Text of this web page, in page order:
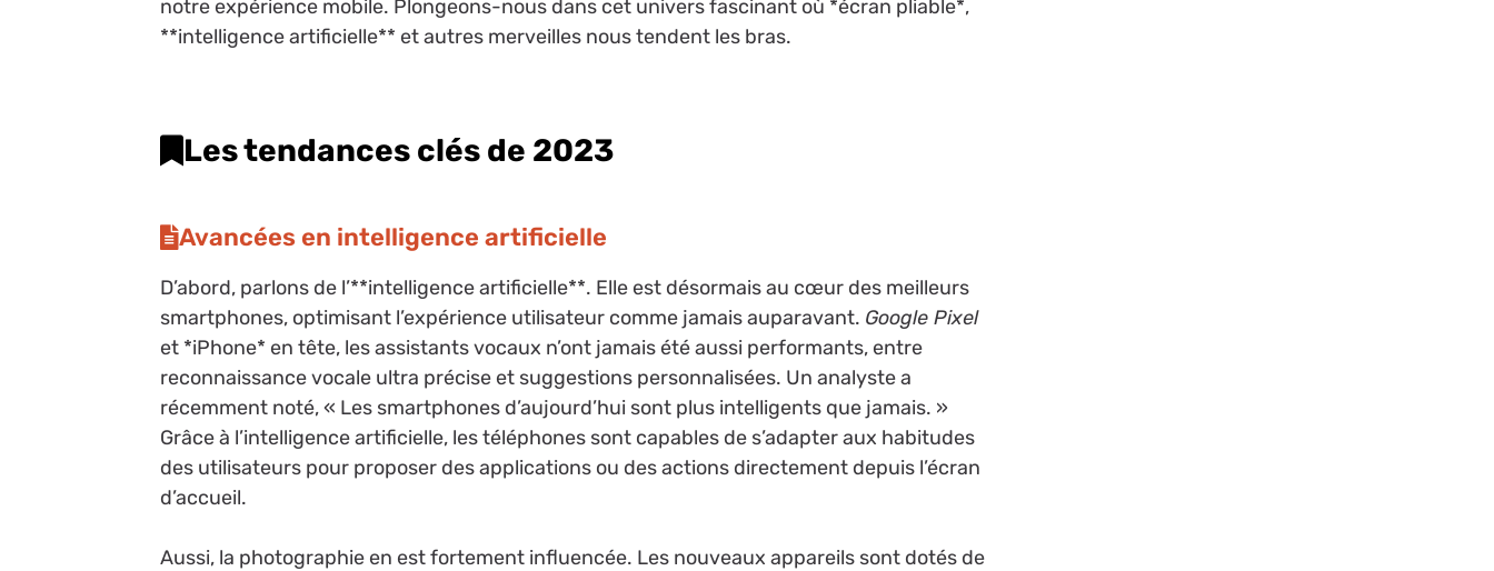
notre expérience mobile. Plongeons-nous dans cet univers fascinant où *écran pliable*,
**intelligence artificielle** et autres merveilles nous tendent les bras.
Les tendances clés de 2023
Avancées en intelligence artificielle
D’abord, parlons de l’**intelligence artificielle**. Elle est désormais au cœur des meilleurs
smartphones, optimisant l’expérience utilisateur comme jamais auparavant. Google Pixel
et *iPhone* en tête, les assistants vocaux n’ont jamais été aussi performants, entre
reconnaissance vocale ultra précise et suggestions personnalisées. Un analyste a
récemment noté, « Les smartphones d’aujourd’hui sont plus intelligents que jamais. »
Grâce à l’intelligence artificielle, les téléphones sont capables de s’adapter aux habitudes
des utilisateurs pour proposer des applications ou des actions directement depuis l’écran
d’accueil.
Aussi, la photographie en est fortement influencée. Les nouveaux appareils sont dotés de